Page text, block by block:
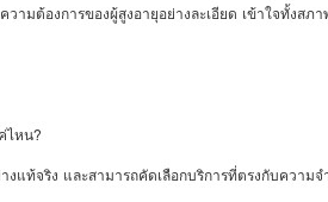
มต้องการของผู้สูงอายุอย่างละเอียด เข้าใจทั้งส
ไหน?
แท้จริง และสามารถคัดเลือกบริการที่ตรงกับควา